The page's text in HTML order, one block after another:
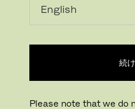
続
Please note that we do